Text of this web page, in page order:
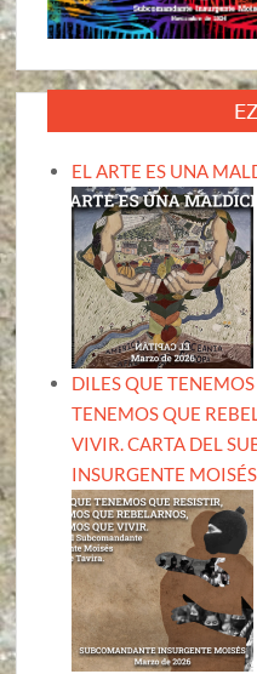
EL ARTE ES UNA
DILES QUE
TENEMOS QUE
VIVIR. CARTA DEL
INSURGENTE